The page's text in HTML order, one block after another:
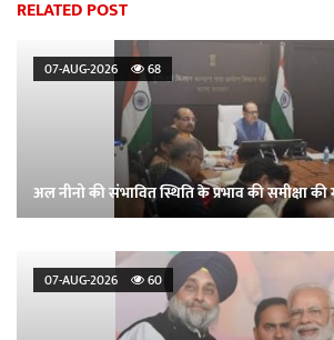
RELATED POST
07-AUG-2026 68
अल नीनो की संभावित स्थिति के प्रभाव की समीक्षा
07-AUG-2026 60